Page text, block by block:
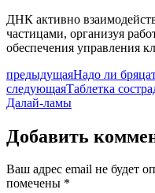
ДНК активно
частицами, организуя
обеспечения управления
предыдущаяНадо ли
следующаяТаблетка
Далай-ламы
Добавить
Ваш адрес email не будет
помечены *